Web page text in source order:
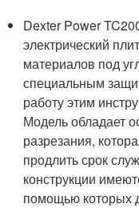
Dexter Power
электрический
материалов под
специальным
работу этим
Модель обладает
разрезания,
продлить срок
конструкции
помощью которых